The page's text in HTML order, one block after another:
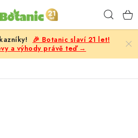
🎉 Botanic slaví 21 let!
a výhody právě teď →